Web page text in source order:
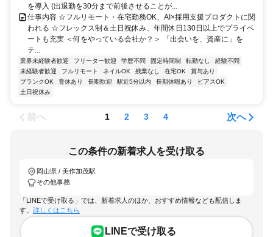
を導入 (出退勤を30分まで前後させることが...
仕事内容 ☆フルリモート・在宅勤務OK、AI×採用支援プロダクトに関
われる ☆フレックス制＆土日祝休み、年間休日130日以上でプライベ
ートも充実 ＜何をやっている会社か？＞ 「出会いを、資産に」を
テ...
業界未経験者歓迎 フリーター歓迎 学歴不問 固定時間制 転勤なし
経験不問
未経験者歓迎
フルリモート ネイルOK 残業なし 在宅OK
賞与あり
ブランクOK
育休あり 長期歓迎 駅近5分以内 長期休暇あり
ピアスOK
土日祝休み
前へ 1 2 3 4 次へ
この条件の新着求人を受け取る
岡山県 / 美作加茂駅
その他事務
「LINEで受け取る」では、新着求人のほか、おすすめ情報なども配信しま
す。 詳しくはこちら
LINEで受け取る